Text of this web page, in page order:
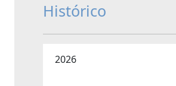
Histórico
2026